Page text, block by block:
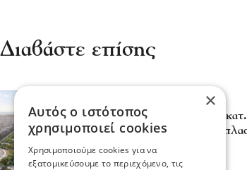
Διαβάστε επίσης
Χρηματοδότηση 204,6
Ανάπτυξης για την
×
Αυτός ο ιστότοπος
χρησιμοποιεί cookies
Χρησιμοποιούμε cookies για να
εξατομικεύσουμε το περιεχόμενο, τις